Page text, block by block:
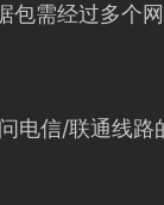
包需经过多个
电信/联通线